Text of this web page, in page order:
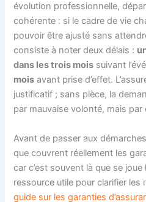
évolution professionnelle,
cohérente : si le cadre de vie
pouvoir être ajusté sans
consiste à noter deux délais :
dans les trois mois suivant
mois avant prise d’effet.
justificatif ; sans pièce, la
par mauvaise volonté, mais
Avant de passer aux
que couvrent réellement les
car c’est souvent là que se
ressource utile pour clarifier
guide sur les garanties